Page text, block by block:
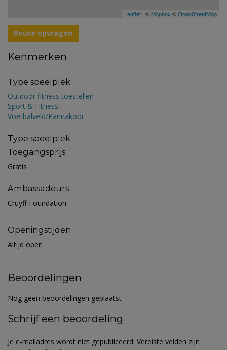
Leaflet | © Mapbox ©OpenStreetMap
Route opvragen
Kenmerken
Type speelplek
Outdoor fitness toestellen
Sport & Fitness
Voetbalveld/Pannakooi
Type speelplek
Toegangsprijs
Gratis
Ambassadeurs
Cruyff Foundation
Openingstijden
Altijd open
Beoordelingen
Nog geen beoordelingen geplaatst
Schrijf een beoordeling
Je e-mailadres wordt niet gepubliceerd. Vereiste velden zijn